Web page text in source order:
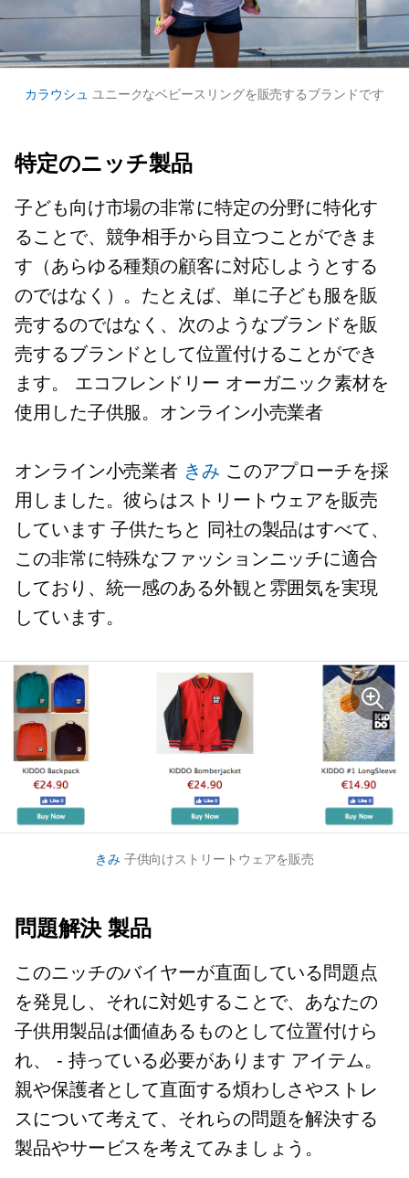
カラウシュ ユニークなベビースリングを販売するブランドです
特定のニッチ製品
子ども向け市場の非常に特定の分野に特化す
ることで、競争相手から目立つことができま
す（あらゆる種類の顧客に対応しようとする
のではなく）。たとえば、単に子ども服を販
売するのではなく、次のようなブランドを販
売するブランドとして位置付けることができ
ます。 エコフレンドリー オーガニック素材を
使用した子供服。オンライン小売業者
オンライン小売業者 きみ このアプローチを採
用しました。彼らはストリートウェアを販売
しています子供たちと 同社の製品はすべて、
この非常に特殊なファッションニッチに適合
しており、統一感のある外観と雰囲気を実現
しています。
きみ子供向けストリートウェアを販売
問題解決製品
このニッチのバイヤーが直面している問題点
を発見し、それに対処することで、あなたの
子供用製品は価値あるものとして位置付けら
れ、 - 持っている必要があります アイテム。
親や保護者として直面する煩わしさやストレ
スについて考えて、それらの問題を解決する
製品やサービスを考えてみましょう。